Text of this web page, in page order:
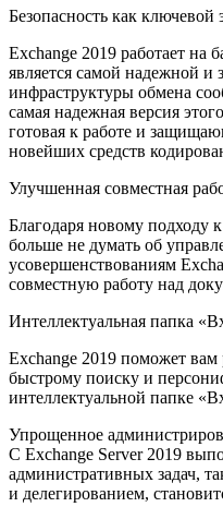
Безопасность как ключевой
Exchange 2019 работает на
является самой надежной
инфраструктуры обмена
самая надежная версия
готовая к работе и
новейших средств
Улучшенная совместная
Благодаря новому
больше не думать об
усовершенствованиям
совместную работу над
Интеллектуальная папка
Exchange 2019 поможет вам
быстрому поиску и
интеллектуальной папке
Упрощенное
С Exchange Server 2019
административных задач,
и делегированием,